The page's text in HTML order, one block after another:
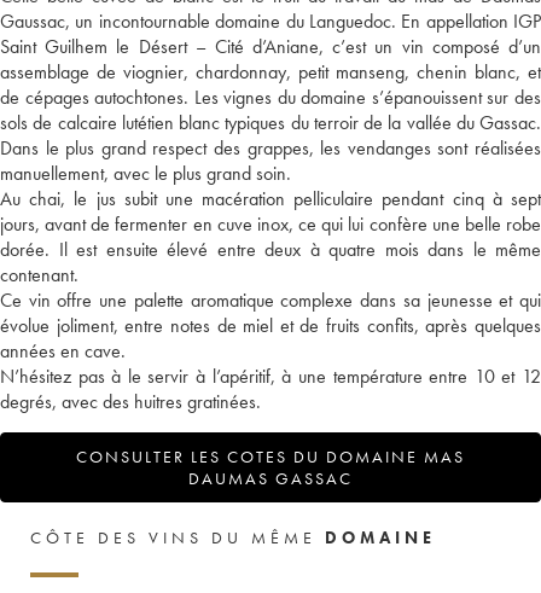
Gaussac, un incontournable domaine du Languedoc. En appellation IGP
Saint Guilhem le Désert – Cité d’Aniane, c’est un vin composé d’un
assemblage de viognier, chardonnay, petit manseng, chenin blanc, et
de cépages autochtones. Les vignes du domaine s’épanouissent sur des
sols de calcaire lutétien blanc typiques du terroir de la vallée du Gassac.
Dans le plus grand respect des grappes, les vendanges sont réalisées
manuellement, avec le plus grand soin.
Au chai, le jus subit une macération pelliculaire pendant cinq à sept
jours, avant de fermenter en cuve inox, ce qui lui confère une belle robe
dorée. Il est ensuite élevé entre deux à quatre mois dans le même
contenant.
Ce vin offre une palette aromatique complexe dans sa jeunesse et qui
évolue joliment, entre notes de miel et de fruits confits, après quelques
années en cave.
N’hésitez pas à le servir à l’apéritif, à une température entre 10 et 12
degrés, avec des huitres gratinées.
CONSULTER LES COTES DU DOMAINE MAS
DAUMAS GASSAC
CÔTE DES VINS DU MÊME DOMAINE